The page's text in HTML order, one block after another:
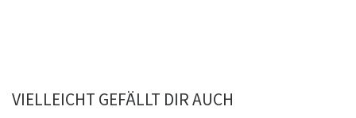
VIELLEICHT GEFÄLLT DIR AUCH